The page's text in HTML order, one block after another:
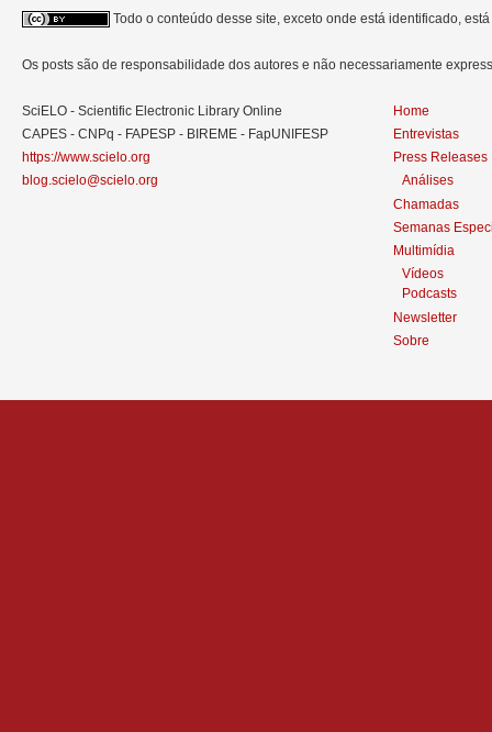
Todo o conteúdo desse site, exceto onde está identificado,
Os posts são de responsabilidade dos autores e não necessariamente
SciELO - Scientific Electronic Library Online
CAPES - CNPq - FAPESP - BIREME - FapUNIFESP
https://www.scielo.org
blog.scielo@scielo.org
Home
Entrevistas
Press Releases
Análises
Chamadas
Semanas
Multimídia
Vídeos
Podcasts
Newsletter
Sobre